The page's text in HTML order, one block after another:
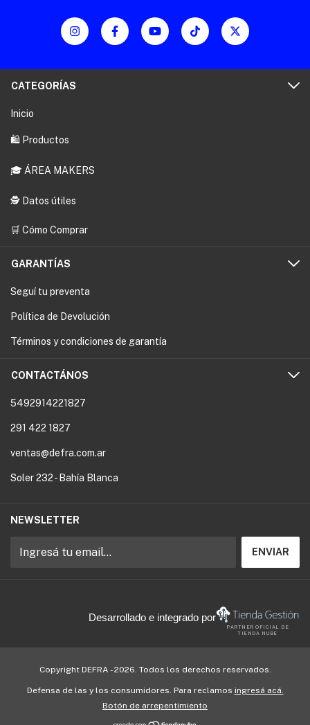
INGCO
CATEGORÍAS
Inicio
🛍️ Productos
🎓 ÁREA MAKERS
🕵️ Datos útiles
🛒 Cómo Comprar
GARANTÍAS
Seguí tu preventa
Política de Devolución
Términos y condiciones de garantía
CONTACTÁNOS
5492914221827
291 422 1827
ventas@defra.com.ar
Soler 232 - Bahía Blanca
NEWSLETTER
Desarrollado e integrado por
PARTNER OFICIAL DE
TIENDA NUBE
Copyright DEFRA - 2026. Todos los derechos reservados.
Defensa de las y los consumidores. Para reclamos ingresá acá.
Botón de arrepentimiento